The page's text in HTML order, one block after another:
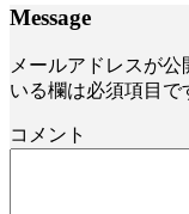
Message
メールアドレスが公
いる欄は必須項目で
コメント